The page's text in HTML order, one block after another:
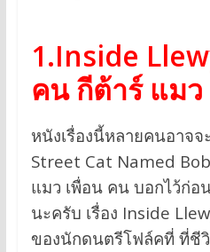
1.Inside
คน กีต้าร์ แมว
หนังเรื่องนี้หลายคนอาจจ
Street Cat Named
แมว เพื่อน คน บอกไว้ก่อ
นะครับ เรื่อง Inside
ของนักดนตรีโฟล์คที่ ที่ชี